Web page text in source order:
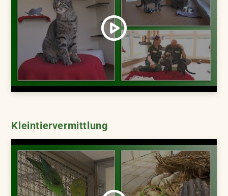
Kleintiervermittlung